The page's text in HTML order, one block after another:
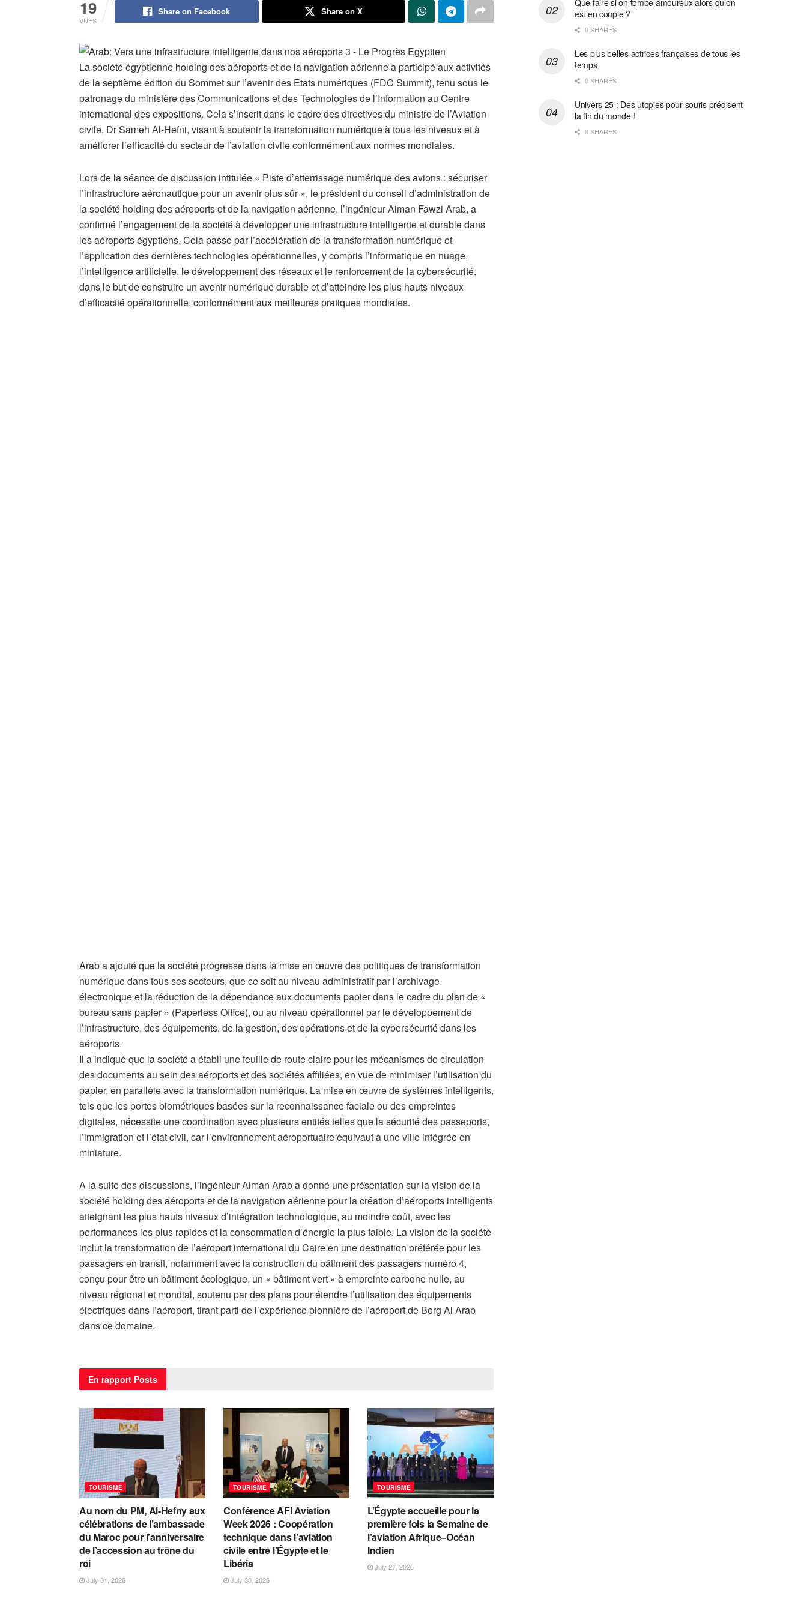
19
VUES
Share on Facebook Share on X
La société égyptienne holding des aéroports et de la navigation aérienne a participé aux activités
de la septième édition du Sommet sur l’avenir des Etats numériques (FDC Summit), tenu sous le
patronage du ministère des Communications et des Technologies de l’Information au Centre
international des expositions. Cela s’inscrit dans le cadre des directives du ministre de l’Aviation
civile, Dr Sameh Al-Hefni, visant à soutenir la transformation numérique à tous les niveaux et à
améliorer l’efficacité du secteur de l’aviation civile conformément aux normes mondiales.
Lors de la séance de discussion intitulée « Piste d’atterrissage numérique des avions : sécuriser
l’infrastructure aéronautique pour un avenir plus sûr », le président du conseil d’administration de
la société holding des aéroports et de la navigation aérienne, l’ingénieur Aiman Fawzi Arab, a
confirmé l’engagement de la société à développer une infrastructure intelligente et durable dans
les aéroports égyptiens. Cela passe par l’accélération de la transformation numérique et
l’application des dernières technologies opérationnelles, y compris l’informatique en nuage,
l’intelligence artificielle, le développement des réseaux et le renforcement de la cybersécurité,
dans le but de construire un avenir numérique durable et d’atteindre les plus hauts niveaux
d’efficacité opérationnelle, conformément aux meilleures pratiques mondiales.
Arab a ajouté que la société progresse dans la mise en œuvre des politiques de transformation
numérique dans tous ses secteurs, que ce soit au niveau administratif par l’archivage
électronique et la réduction de la dépendance aux documents papier dans le cadre du plan de «
bureau sans papier » (Paperless Office), ou au niveau opérationnel par le développement de
l’infrastructure, des équipements, de la gestion, des opérations et de la cybersécurité dans les
aéroports.
Il a indiqué que la société a établi une feuille de route claire pour les mécanismes de circulation
des documents au sein des aéroports et des sociétés affiliées, en vue de minimiser l’utilisation du
papier, en parallèle avec la transformation numérique. La mise en œuvre de systèmes intelligents,
tels que les portes biométriques basées sur la reconnaissance faciale ou des empreintes
digitales, nécessite une coordination avec plusieurs entités telles que la sécurité des passeports,
l’immigration et l’état civil, car l’environnement aéroportuaire équivaut à une ville intégrée en
miniature.
A la suite des discussions, l’ingénieur Aiman Arab a donné une présentation sur la vision de la
société holding des aéroports et de la navigation aérienne pour la création d’aéroports intelligents
atteignant les plus hauts niveaux d’intégration technologique, au moindre coût, avec les
performances les plus rapides et la consommation d’énergie la plus faible. La vision de la société
inclut la transformation de l’aéroport international du Caire en une destination préférée pour les
passagers en transit, notamment avec la construction du bâtiment des passagers numéro 4,
conçu pour être un bâtiment écologique, un « bâtiment vert » à empreinte carbone nulle, au
niveau régional et mondial, soutenu par des plans pour étendre l’utilisation des équipements
électriques dans l’aéroport, tirant parti de l’expérience pionnière de l’aéroport de Borg Al Arab
dans ce domaine.
En rapport Posts
TOURISME
Au nom du PM, Al-Hefny aux
célébrations de l’ambassade
du Maroc pour l’anniversaire
de l’accession au trône du
roi
July 31, 2026
TOURISME
Conférence AFI Aviation
Week 2026 : Coopération
technique dans l’aviation
civile entre l’Égypte et le
Libéria
July 30, 2026
TOURISME
L’Égypte accueille pour la
première fois la Semaine de
l’aviation Afrique–Océan
Indien
July 27, 2026
est en couple ?
0 SHARES
Les plus belles actrices françaises de tous les
temps
0 SHARES
Univers 25 : Des utopies pour souris prédisent
la fin du monde !
0 SHARES